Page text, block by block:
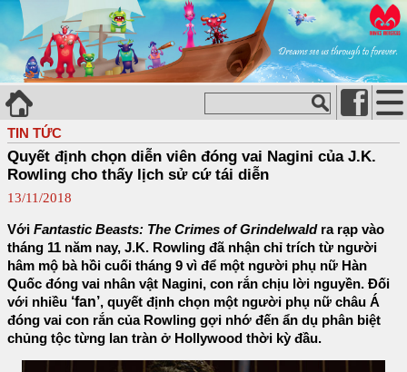
TIN TỨC
Quyết định chọn diễn viên đóng vai Nagini của J.K.
Rowling cho thấy lịch sử cứ tái diễn
13/11/2018
Với Fantastic Beasts: The Crimes of Grindelwaldra rạp vào
tháng 11 năm nay, J.K. Rowling đã nhận chỉ trích từ người
hâm mộ bà hồi cuối tháng 9 vì để một người phụ nữ Hàn
Quốc đóng vai nhân vật Nagini, con rắn chịu lời nguyền. Đối
với nhiều ‘fan’, quyết định chọn một người phụ nữ châu Á
đóng vai con rắn của Rowling gợi nhớ đến ẩn dụ phân biệt
chủng tộc từng lan tràn ở Hollywood thời kỳ đầu.